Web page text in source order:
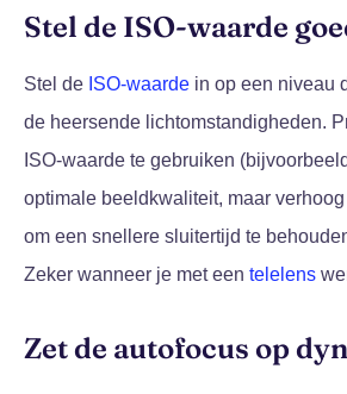
Stel de ISO-waarde
Stel de ISO-waarde in op een niveau
de heersende lichtomstandigheden.
ISO-waarde te gebruiken
optimale beeldkwaliteit, maar
om een snellere sluitertijd te
Zeker wanneer je met een telelens
Zet de autofocus op